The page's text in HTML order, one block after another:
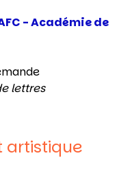
- Académie de
lettres
artistique